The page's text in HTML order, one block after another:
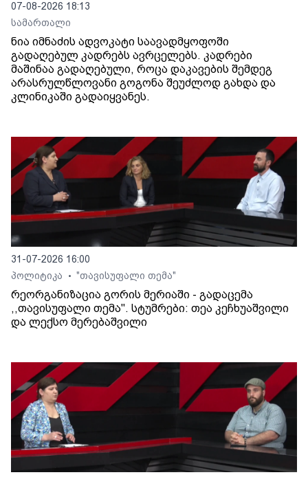
07-08-2026 18:13
სამართალი
ნია იმნაძის ადვოკატი საავადმყოფოში
გადაღებულ კადრებს ავრცელებს. კადრები
მაშინაა გადაღებული, როცა დაკავების შემდეგ
არასრულწლოვანი გოგონა შეუძლოდ გახდა და
კლინიკაში გადაიყვანეს.
31-07-2026 16:00
პოლიტიკა
• "თავისუფალი თემა"
რეორგანიზაცია გორის მერიაში - გადაცემა
,,თავისუფალი თემა". სტუმრები: თეა კეჩხუაშვილი
და ლექსო მერებაშვილი